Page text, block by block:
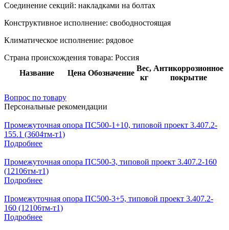
Соединение секций: накладками на болтах
Конструктивное исполнение: свободностоящая
Климатическое исполнение: рядовое
Страна происхождения товара: Россия
Название
Цена Обозначение
Вес,
кг
Антикоррозионное
покрытие
Вопрос по товару
Персональные рекомендации
Промежуточная опора ПС500-1+10, типовой проект 3.407.2-
155.1 (3604тм-т1)
Подробнее
Промежуточная опора ПС500-3, типовой проект 3.407.2-160
(12106тм-т1)
Подробнее
Промежуточная опора ПС500-3+5, типовой проект 3.407.2-
160 (12106тм-т1)
Подробнее